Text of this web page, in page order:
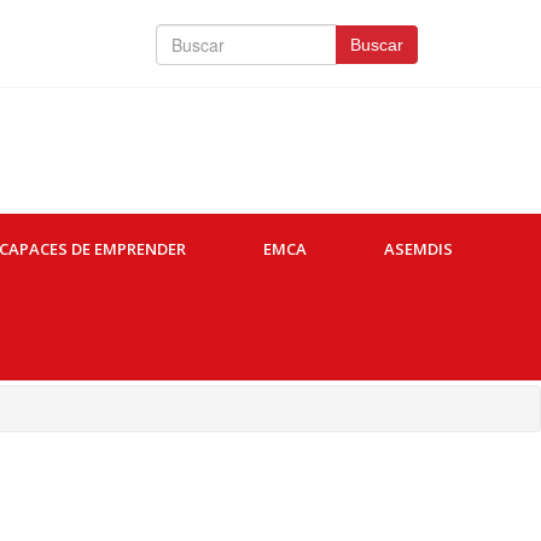
Buscar Buscar
CAPACES DE EMPRENDER EMCA ASEMDIS